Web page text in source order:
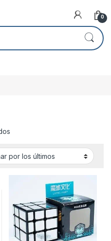
0
Ordenado por los últimos